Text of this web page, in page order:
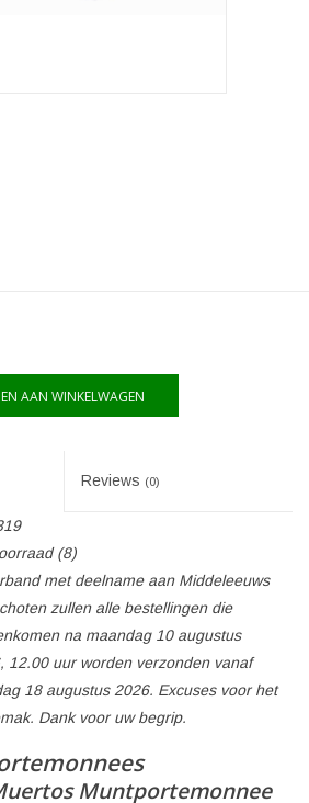
AAN WINKELWAGEN
Reviews (0)
(8)
met deelname aan Middeleeuws
zullen alle bestellingen die
na maandag 10 augustus
12.00 uur worden verzonden vanaf
18 augustus 2026. Excuses voor het
Dank voor uw begrip.
Muntportemonnee